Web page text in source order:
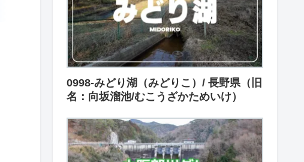
0998-みどり湖（みどりこ）/ 長野県（旧
名：向坂溜池/むこうざかためいけ）